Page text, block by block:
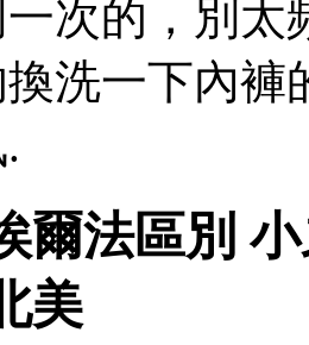
次的，別太
洗一下內褲
爾法區別
美